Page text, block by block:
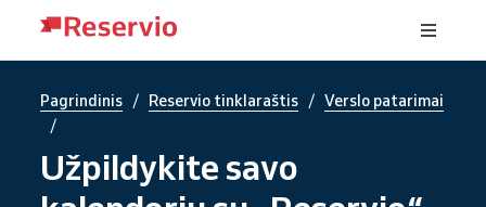
Pagrindinis / Reservio tinklaraštis / Verslo patarimai
/
Užpildykite savo